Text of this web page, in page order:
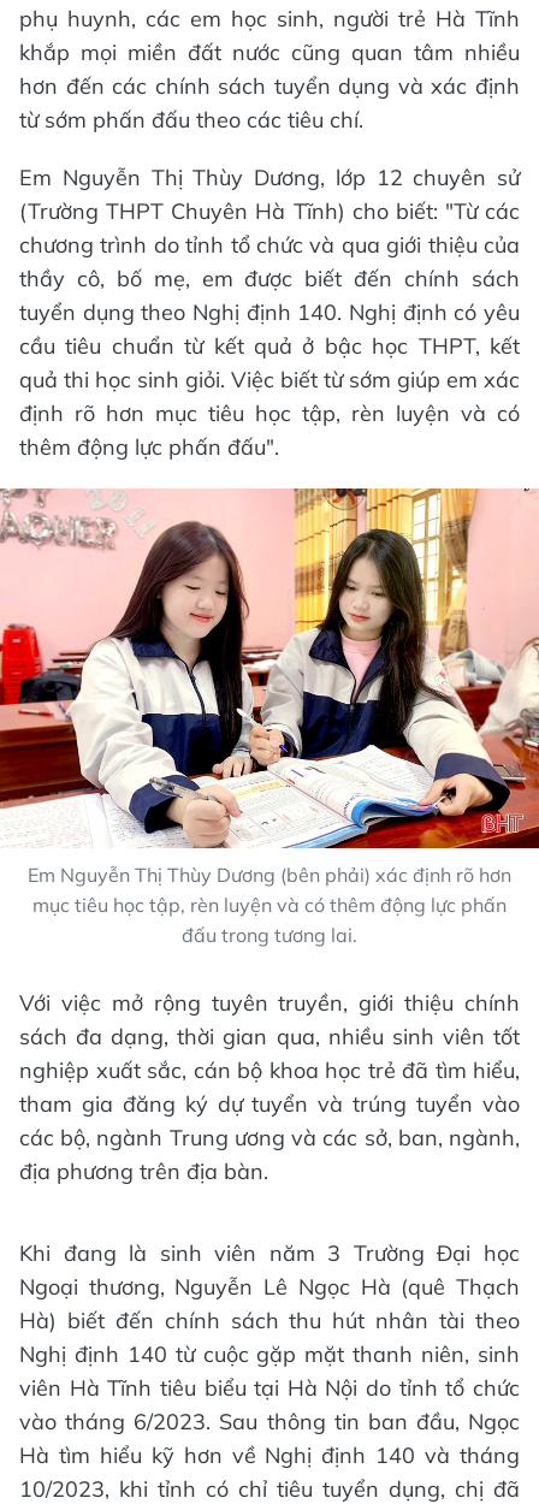
phụ huynh, các em học sinh, người trẻ Hà Tĩnh
khắp mọi miền đất nước cũng quan tâm nhiều
hơn đến các chính sách tuyển dụng và xác định
từ sớm phấn đấu theo các tiêu chí.
Em Nguyễn Thị Thùy Dương, lớp 12 chuyên sử
(Trường THPT Chuyên Hà Tĩnh) cho biết: "Từ các
chương trình do tỉnh tổ chức và qua giới thiệu của
thầy cô, bố mẹ, em được biết đến chính sách
tuyển dụng theo Nghị định 140. Nghị định có yêu
cầu tiêu chuẩn từ kết quả ở bậc học THPT, kết
quả thi học sinh giỏi. Việc biết từ sớm giúp em xác
định rõ hơn mục tiêu học tập, rèn luyện và có
thêm động lực phấn đấu".
Em Nguyễn Thị Thùy Dương (bên phải) xác định rõ hơn
mục tiêu học tập, rèn luyện và có thêm động lực phấn
đấu trong tương lai.
Với việc mở rộng tuyên truyền, giới thiệu chính
sách đa dạng, thời gian qua, nhiều sinh viên tốt
nghiệp xuất sắc, cán bộ khoa học trẻ đã tìm hiểu,
tham gia đăng ký dự tuyển và trúng tuyển vào
các bộ, ngành Trung ương và các sở, ban, ngành,
địa phương trên địa bàn.
Khi đang là sinh viên năm 3 Trường Đại học
Ngoại thương, Nguyễn Lê Ngọc Hà (quê Thạch
Hà) biết đến chính sách thu hút nhân tài theo
Nghị định 140 từ cuộc gặp mặt thanh niên, sinh
viên Hà Tĩnh tiêu biểu tại Hà Nội do tỉnh tổ chức
vào tháng 6/2023. Sau thông tin ban đầu, Ngọc
Hà tìm hiểu kỹ hơn về Nghị định 140 và tháng
10/2023, khi tỉnh có chỉ tiêu tuyển dụng, chị đã